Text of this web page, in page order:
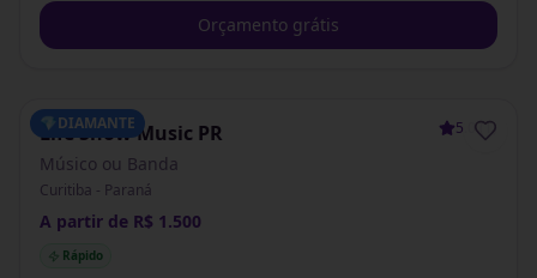
Orçamento grátis
💎DIAMANTE
Life Show Music PR 5.0(1)
Músico ou Banda
Curitiba - Paraná
A partir de R$ 1.500
Rápido